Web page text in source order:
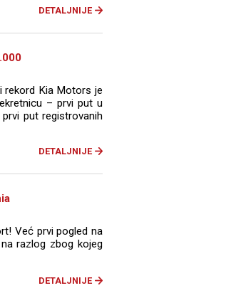
DETALJNIJE
rekord Kia Motors je
– prvi put u
put registrovanih
DETALJNIJE
Već prvi pogled na
razlog zbog kojeg
DETALJNIJE